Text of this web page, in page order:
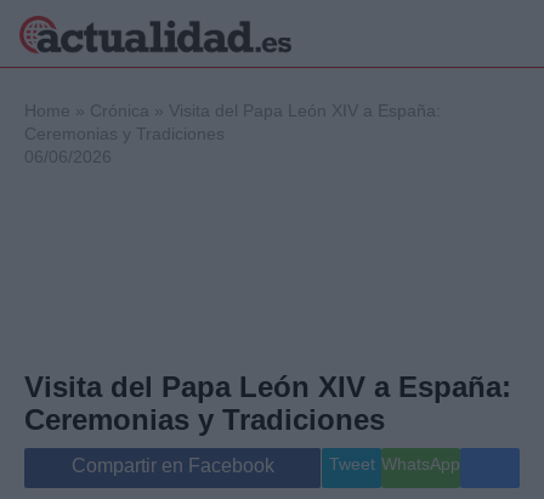
Internacional
Viajes
Gente
Musica
Home » Crónica » Visita del Papa León XIV a España:
Ceremonias y Tradiciones
06/06/2026
Visita del Papa León XIV a España:
Ceremonias y Tradiciones
Compartir en Facebook Tweet WhatsApp